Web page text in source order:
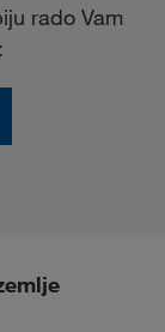
rado Vam